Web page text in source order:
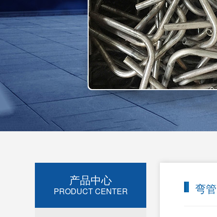
产品中心
PRODUCT CENTER 弯